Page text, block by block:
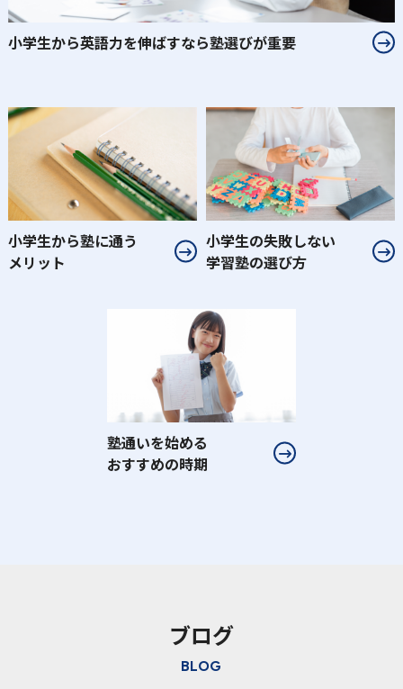
⼩学⽣から英語⼒を伸ばすなら塾選びが重要
⼩学⽣から塾に通う
メリット
⼩学生の失敗しない
学習塾の選び⽅
塾通いを始める
おすすめの時期
ブログ
BLOG